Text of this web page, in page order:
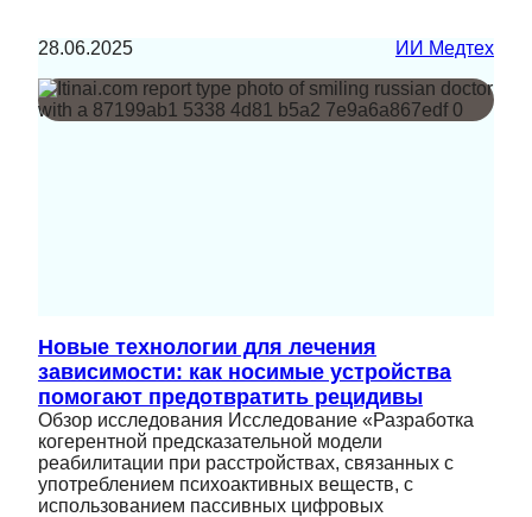
28.06.2025 ИИ Медтех
Новые технологии для лечения
зависимости: как носимые устройства
помогают предотвратить рецидивы
Обзор исследования Исследование «Разработка
когерентной предсказательной модели
реабилитации при расстройствах, связанных с
употреблением психоактивных веществ, с
использованием пассивных цифровых